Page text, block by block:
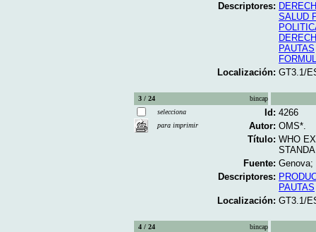
Descriptores:
SALUD
PAUTAS
Localización: GT3.1/
3 / 24
bincap
selecciona
para imprimir
Id: 4266
Autor: OMS*.
Título: WHO
Fuente: Genova;
Descriptores:
PAUTAS
Localización: GT3.1/
4 / 24
bincap